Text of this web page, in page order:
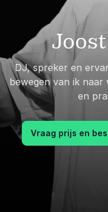
DJ, spreker en
bewegen van ik naar
en
Vraag prijs en